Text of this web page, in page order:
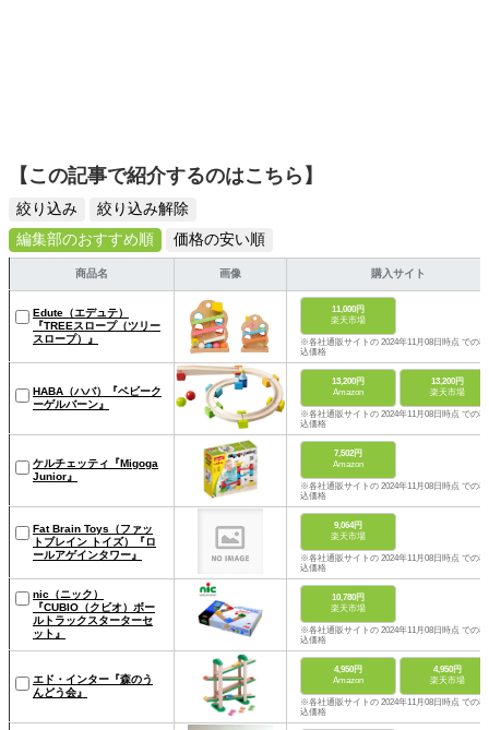
【この記事で紹介するのはこちら】
絞り込み
絞り込み解除
編集部のおすすめ順
価格の安い順
商品名 画像 購入サイト
Edute（エデュテ）
『TREEスロープ（ツリー
スロープ）』
11,000円
楽天市場
※各社通販サイトの 2024年11月08日時点 での税
込価格
HABA（ハバ）『ベビーク
ーゲルバーン』
13,200円
Amazon
13,200円
楽天市場
※各社通販サイトの 2024年11月08日時点 での税
込価格
ケルチェッティ『Migoga
Junior』
7,502円
Amazon
※各社通販サイトの 2024年11月08日時点 での税
込価格
Fat Brain Toys（ファッ
トブレイン トイズ）『ロ
ールアゲインタワー』
9,064円
楽天市場
※各社通販サイトの 2024年11月08日時点 での税
込価格
nic（ニック）
『CUBIO（クビオ）ボー
ルトラックスターターセ
ット』
10,780円
楽天市場
※各社通販サイトの 2024年11月08日時点 での税
込価格
エド・インター『森のう
んどう会』
4,950円
Amazon
4,950円
楽天市場
※各社通販サイトの 2024年11月08日時点 での税
込価格